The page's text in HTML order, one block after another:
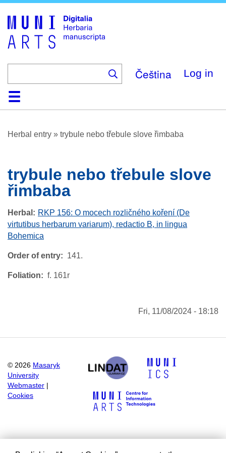
Čeština Log in
HomeBrowse
About
HelpContactDigitalia
Herbal entry » trybule nebo třebule slove řimbaba
trybule nebo třebule slove
řimbaba
Herbal
RKP 156: O mocech rozličného koření (De
virtutibus herbarum variarum), redactio B, in lingua
Bohemica
Order of entry 141.
Foliation f. 161r
Fri, 11/08/2024 - 18:18
© 2026 Masaryk
University
Webmaster
Cookies